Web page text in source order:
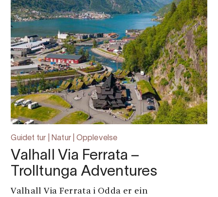
Guidet tur | Natur | Opplevelse
Valhall Via Ferrata –
Trolltunga Adventures
Valhall Via Ferrata i Odda er ein